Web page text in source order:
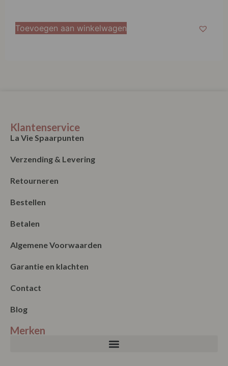
Toevoegen aan winkelwagen
Klantenservice
La Vie Spaarpunten
Verzending & Levering
Retourneren
Bestellen
Betalen
Algemene Voorwaarden
Garantie en klachten
Contact
Blog
Merken